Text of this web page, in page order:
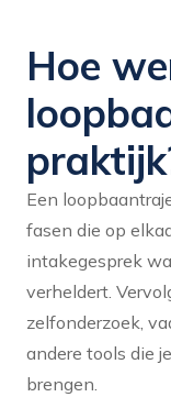
Hoe
Een
fasen die op
intakegesprek
verheldert.
zelfonderzoek,
andere tools die
brengen.